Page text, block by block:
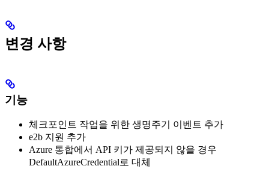
변경 사항
기능
체크포인트 작업을 위한 생명주기 이벤트 추가
e2b 지원 추가
Azure 통합에서 API 키가 제공되지 않을 경우
DefaultAzureCredential로 대체